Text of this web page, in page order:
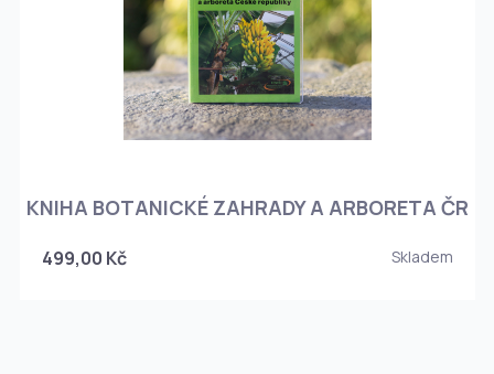
KNIHA BOTANICKÉ ZAHRADY A ARBORETA ČR
499,00 Kč Skladem